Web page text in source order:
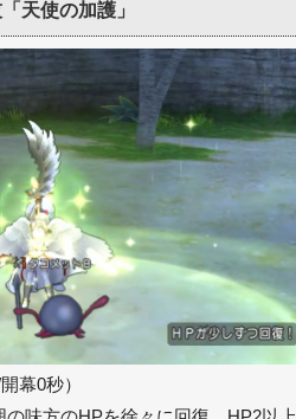
天使の加護」
幕0秒）